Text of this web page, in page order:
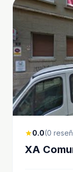
star0.0(0
XA